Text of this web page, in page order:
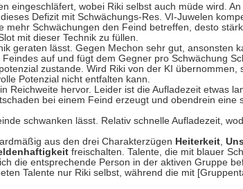
eingeschläfert, wobei Riki selbst auch müde wird.
Defizit mit Schwächungs-Res. VI-Juwelen
mehr Schwächungen den Feind betreffen, desto
mit dieser Technik zu füllen.
geraten lässt. Gegen Mechon sehr gut, ansonsten
auf und fügt dem Gegner pro Schwächung
zustande. Wird Riki von der KI
Potenzial nicht entfalten kann.
Reichweite hervor. Leider ist die Aufladezeit etwas
bei einem Feind erzeugt und obendrein
schwanken lässt. Relativ schnelle Aufladezeit,
aus den drei Charakterzügen Heiterkeit
freischalten. Talente, die mit blauer
die entsprechende Person in der aktiven Gruppe
Talente nur Riki selbst, während die mit